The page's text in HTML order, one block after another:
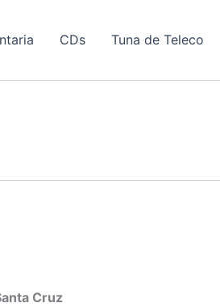
CDs Tuna de Teleco
Cruz